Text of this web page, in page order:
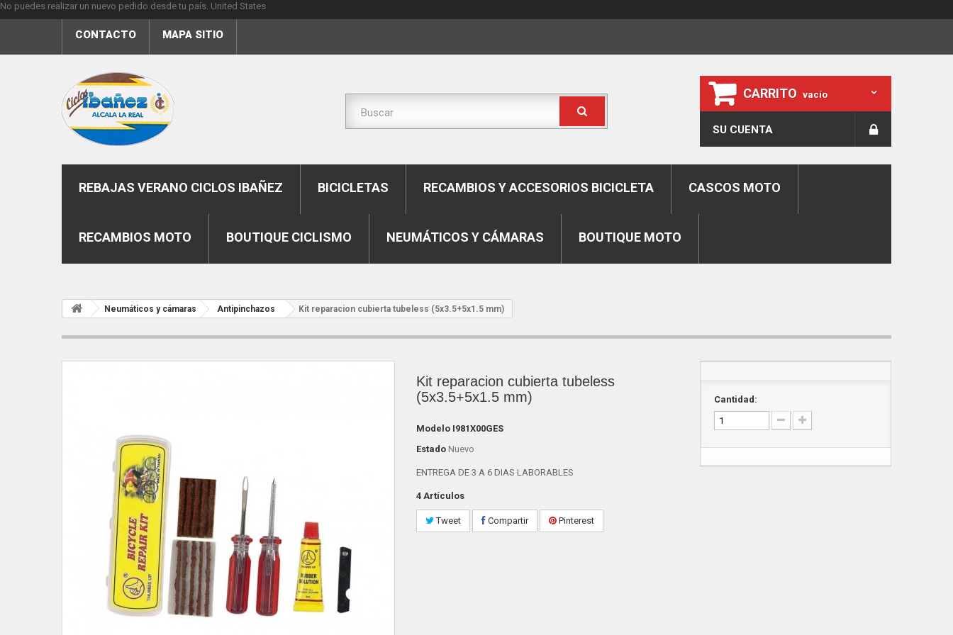
No puedes realizar un nuevo pedido desde tu país. United States
CONTACTO MAPA SITIO
CARRITO vacío
SU CUENTA
REBAJAS VERANO CICLOS IBAÑEZ BICICLETAS RECAMBIOS Y ACCESORIOS BICICLETA CASCOS MOTO
RECAMBIOS MOTO BOUTIQUE CICLISMO NEUMÁTICOS Y CÁMARAS BOUTIQUE MOTO
Neumáticos y cámaras Antipinchazos Kit reparacion cubierta tubeless (5x3.5+5x1.5 mm)
Kit reparacion cubierta tubeless
(5x3.5+5x1.5 mm)
Modelo I981X00GES
Estado Nuevo
ENTREGA DE 3 A 6 DIAS LABORABLES
4 Artículos
Tweet Compartir Pinterest
Cantidad: